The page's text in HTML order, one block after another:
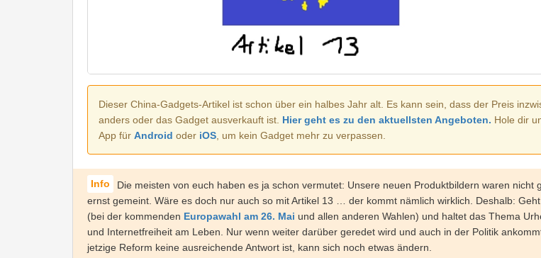
Dieser China-Gadgets-Artikel ist schon über ein halbes Jahr alt. Es kann sein, dass der Preis
anders oder das Gadget ausverkauft ist. Hier geht es zu den aktuellsten Angeboten. Hole dir
App für Android oder iOS , um kein Gadget mehr zu verpassen.
Die meisten von euch haben es ja schon vermutet: Unsere neuen Produktbildern waren nicht
ernst gemeint. Wäre es doch nur auch so mit Artikel 13 … der kommt nämlich wirklich. Deshalb:
(bei der kommenden Europawahl am 26. Mai und allen anderen Wahlen) und haltet das Thema
und Internetfreiheit am Leben. Nur wenn weiter darüber geredet wird und auch in der Politik
jetzige Reform keine ausreichende Antwort ist, kann sich noch etwas ändern.